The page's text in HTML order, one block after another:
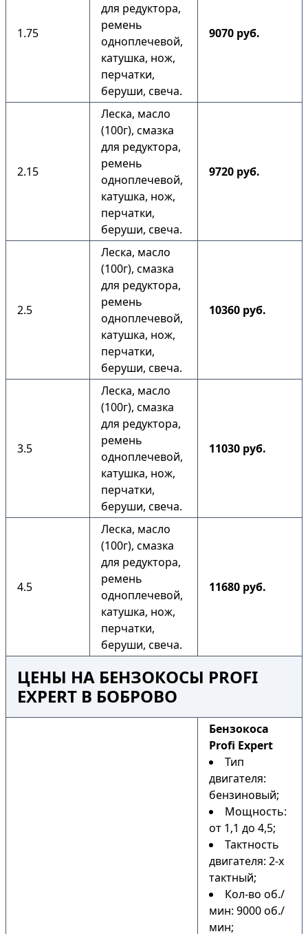
1.75
для редуктора,
ремень
одноплечевой,
катушка, нож,
перчатки,
беруши, свеча.
9070 руб.
2.15
Леска, масло
(100г), смазка
для редуктора,
ремень
одноплечевой,
катушка, нож,
перчатки,
беруши, свеча.
9720 руб.
2.5
Леска, масло
(100г), смазка
для редуктора,
ремень
одноплечевой,
катушка, нож,
перчатки,
беруши, свеча.
10360 руб.
3.5
Леска, масло
(100г), смазка
для редуктора,
ремень
одноплечевой,
катушка, нож,
перчатки,
беруши, свеча.
11030 руб.
4.5
Леска, масло
(100г), смазка
для редуктора,
ремень
одноплечевой,
катушка, нож,
перчатки,
беруши, свеча.
11680 руб.
ЦЕНЫ НА БЕНЗОКОСЫ PROFI
EXPERT В БОБРОВО
Бензокоса
Profi Expert
Тип
двигателя:
бензиновый;
Мощность:
от 1,1 до 4,5;
Тактность
двигателя: 2-х
тактный;
Кол-во об./
мин: 9000 об./
мин;